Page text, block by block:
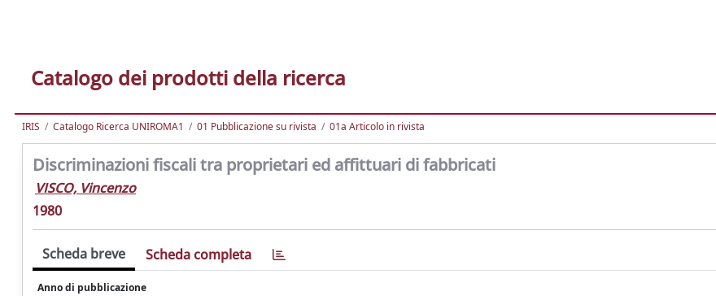
Catalogo dei prodotti della ricerca
IRIS Catalogo Ricerca UNIROMA1 01 Pubblicazione su rivista 01a Articolo in rivista
Discriminazioni fiscali tra proprietari ed affittuari di fabbricati
VISCO, Vincenzo
1980
Scheda breve Scheda completa
Anno di pubblicazione